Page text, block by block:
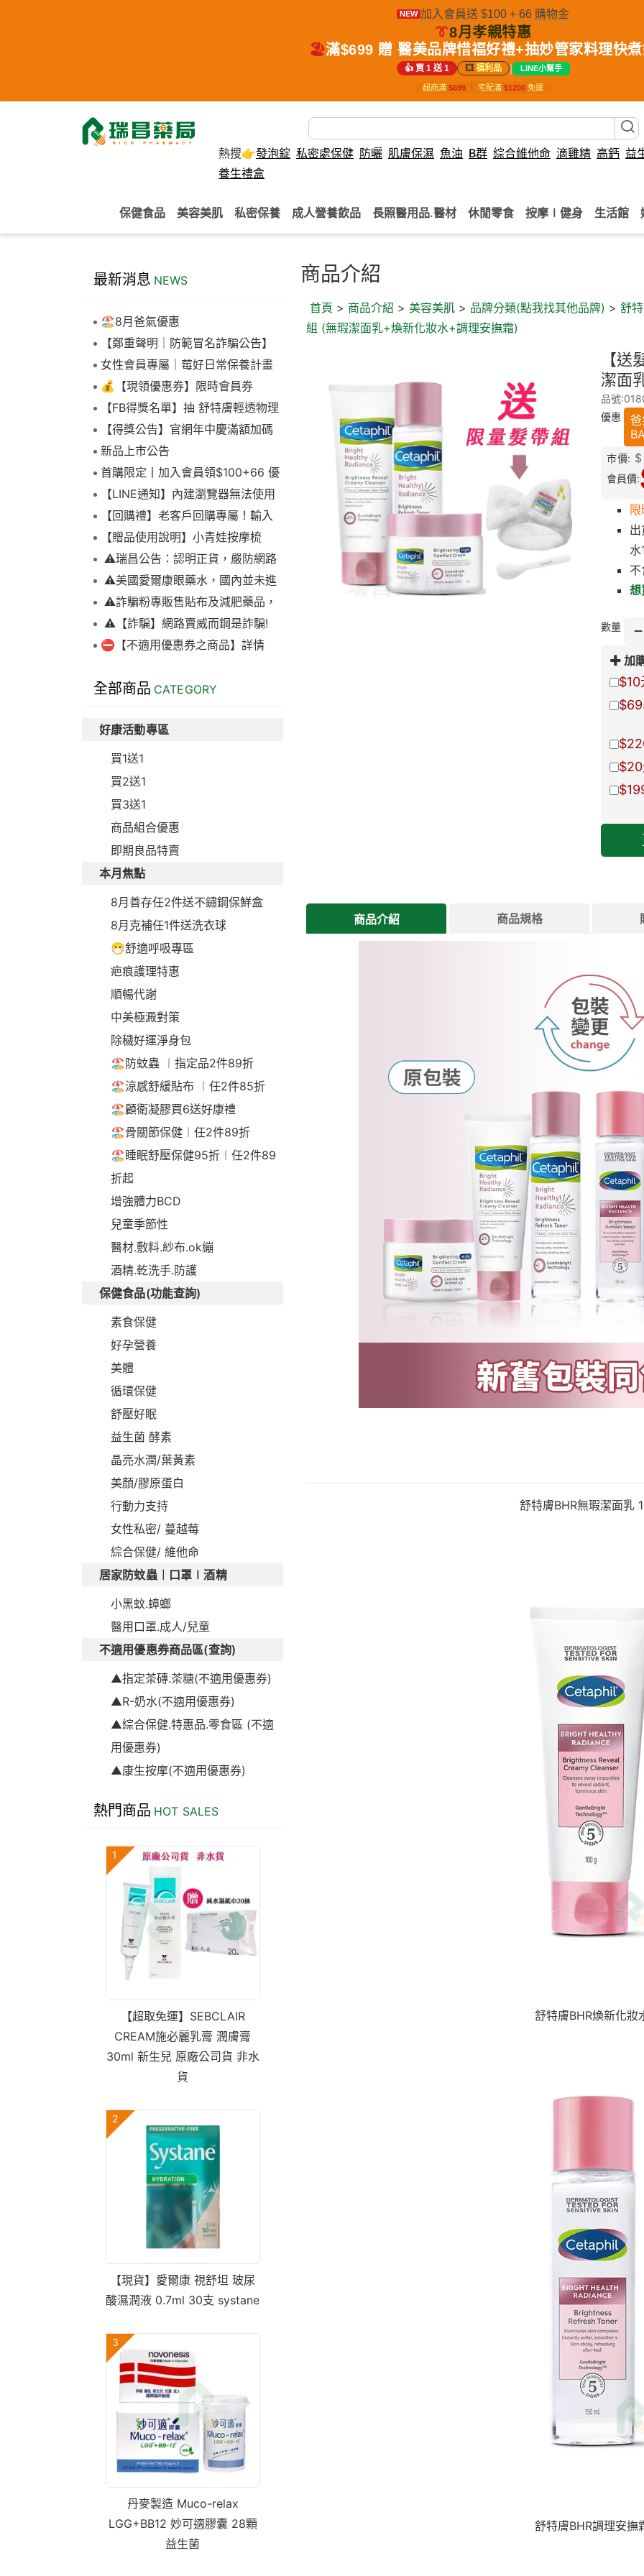
NEW 加入會員送 $100 + 66 購物金
👔8月孝親特惠
🏖️滿$699 贈 醫美品牌惜福好禮+抽妙管家料理快
👍 買 1 送 1 💥福利品 | LINE小幫手
超商滿 $699 宅配滿 $1200 免運
熱搜👉發泡錠 私密處保健 防曬 肌膚保濕 魚油 B群 綜合維他命 滴雞精 高鈣 益
養生禮盒
保健食品 美容美肌 私密保養 成人營養飲品 長照醫用品.醫材 休閒零食 按摩∣健身 生活館
最新消息 NEWS
🏖️8月爸氣優惠
【鄭重聲明｜防範冒名詐騙公告】
女性會員專屬｜莓好日常保養計畫
💰【現領優惠券】限時會員券
【FB得獎名單】抽 舒特膚輕透物理
低敏防曬霜乙名(8/4報到截止)
【得獎公告】官網年中慶滿額加碼
抽FIKA蒸煮料理組2名(7/31截止)
新品上市公告
首購限定丨加入會員領$100+66 優
惠！【LINE通知】內建瀏覽器無法使用
下拉選單
【回購禮】老客戶回購專屬！輸入
折扣碼現折$100
【贈品使用說明】小青娃按摩梳
⚠️瑞昌公告：認明正貨，嚴防網路
詐騙⚠️美國愛爾康眼藥水，國內並未進
口販售
⚠️詐騙粉專販售貼布及減肥藥品，
請勿上當，請查明來源! 非瑞昌藥局
販售!
⚠️【詐騙】網路賣威而鋼是詐騙!
⛔【不適用優惠券之商品】詳情
全部商品 CATEGORY
好康活動專區
買1送1
買2送1
買3送1
商品組合優惠
即期良品特賣
本月焦點
8月善存任2件送不鏽鋼保鮮盒
8月克補任1件送洗衣球
😷舒適呼吸專區
疤痕護理特惠
順暢代謝
中美極澱對策
除穢好運淨身包
🏖️防蚊蟲 ︱指定品2件89折
🏖️涼感舒緩貼布 ︱任2件85折
🏖️顧衛凝膠買6送好康禮
🏖️骨關節保健︱任2件89折
🏖️睡眠舒壓保健95折︱任2件89
折起
增強體力BCD
兒童季節性
醫材.敷料.紗布.ok繃
酒精.乾洗手.防護
保健食品(功能查詢)
素食保健
好孕營養
美體
循環保健
舒壓好眠
益生菌 酵素
晶亮水潤/葉黃素
美顏/膠原蛋白
行動力支持
女性私密/ 蔓越莓
綜合保健/ 維他命
居家防蚊蟲︱口罩∣酒精
小黑蚊.蟑螂
醫用口罩.成人/兒童
不適用優惠券商品區(查詢)
▲指定茶磚.茶糖(不適用優惠券)
▲R-奶水(不適用優惠券)
▲綜合保健.特惠品.零食區 (不適
用優惠券)
▲康生按摩(不適用優惠券)
熱門商品 HOT SALES
1
【超取免運】SEBCLAIR
CREAM施必麗乳膏 潤膚膏
30ml 新生兒 原廠公司貨 非水
貨
2
【現貨】愛爾康 視舒坦 玻尿
酸濕潤液 0.7ml 30支 systane
3
丹麥製造 Muco-relax
LGG+BB12 妙可適膠囊 28顆
益生菌
商品介紹
首頁 > 商品介紹 > 美容美肌 > 品牌分類(點我找其他品牌) > 舒
組 (無瑕潔面乳+煥新化妝水+調理安撫霜)
【
潔面
品號
市價: $
會員價:
優惠
水
想
數量
加
$10
$20
商品介紹 商品規格
舒特膚BHR無瑕潔面乳
舒特膚BHR煥新化妝
舒特膚BHR調理安撫